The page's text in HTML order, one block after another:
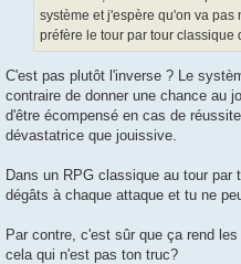
système et j'espère qu'on va
préfère le tour par tour classique
C'est pas plutôt l'inverse ? Le
contraire de donner une chance au
d'être écompensé en cas de
dévastatrice que jouissive.
Dans un RPG classique au tour par
dégâts à chaque attaque et tu ne
Par contre, c'est sûr que ça rend
cela qui n'est pas ton truc?